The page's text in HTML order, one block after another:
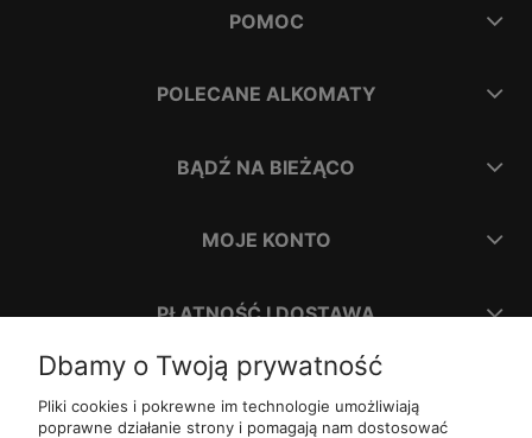
POMOC
POLECANE ALKOMATY
BĄDŹ NA BIEŻĄCO
MOJE KONTO
PŁATNOŚĆ I DOSTAWA
INFORMACJE
Dbamy o Twoją prywatność
Pliki cookies i pokrewne im technologie umożliwiają
poprawne działanie strony i pomagają nam dostosować